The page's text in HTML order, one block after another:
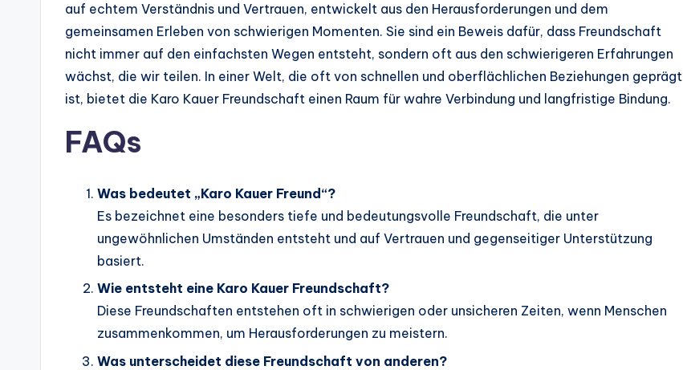
auf echtem Verständnis und Vertrauen, entwickelt aus den Herausforderungen und dem
gemeinsamen Erleben von schwierigen Momenten. Sie sind ein Beweis dafür, dass Freundschaft
nicht immer auf den einfachsten Wegen entsteht, sondern oft aus den schwierigeren Erfahrungen
wächst, die wir teilen. In einer Welt, die oft von schnellen und oberflächlichen Beziehungen geprägt
ist, bietet die Karo Kauer Freundschaft einen Raum für wahre Verbindung und langfristige Bindung.
FAQs
Was bedeutet „Karo Kauer Freund“?
Es bezeichnet eine besonders tiefe und bedeutungsvolle Freundschaft, die unter
ungewöhnlichen Umständen entsteht und auf Vertrauen und gegenseitiger Unterstützung
basiert.
Wie entsteht eine Karo Kauer Freundschaft?
Diese Freundschaften entstehen oft in schwierigen oder unsicheren Zeiten, wenn Menschen
zusammenkommen, um Herausforderungen zu meistern.
Was unterscheidet diese Freundschaft von anderen?